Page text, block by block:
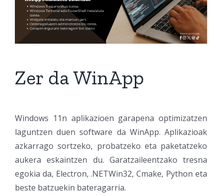
Zer da WinApp
Windows 11n aplikazioen garapena optimizatzen
laguntzen duen software da WinApp. Aplikazioak
azkarrago sortzeko, probatzeko eta paketatzeko
aukera eskaintzen du. Garatzaileentzako tresna
egokia da, Electron, .NETWin32, Cmake, Python eta
beste batzuekin bateragarria.